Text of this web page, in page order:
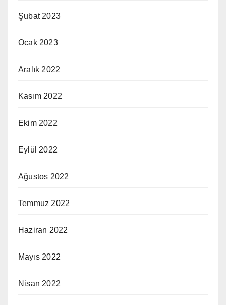
Şubat 2023
Ocak 2023
Aralık 2022
Kasım 2022
Ekim 2022
Eylül 2022
Ağustos 2022
Temmuz 2022
Haziran 2022
Mayıs 2022
Nisan 2022